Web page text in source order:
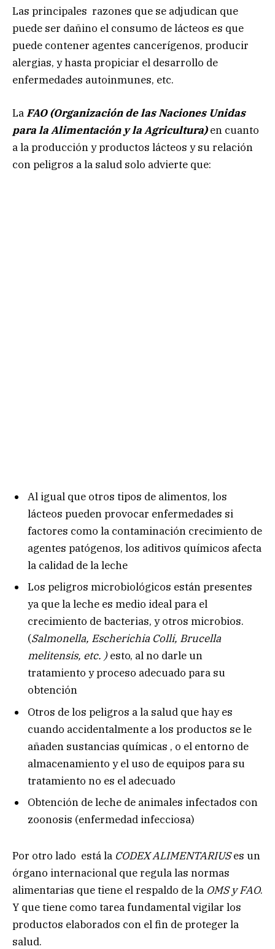
Las principales razones que se adjudican que
puede ser dañino el consumo de lácteos es que
puede contener agentes cancerígenos, producir
alergias, y hasta propiciar el desarrollo de
enfermedades autoinmunes, etc.
LaFAO (Organización de las Naciones Unidas
para la Alimentación y la Agricultura)en cuanto
a la producción y productos lácteos y su relación
con peligros a la salud solo advierte que:
Al igual que otros tipos de alimentos, los
lácteos pueden provocar enfermedades si
factores como la contaminación crecimiento de
agentes patógenos, los aditivos químicos afecta
la calidad de la leche
Los peligros microbiológicos están presentes
ya que la leche es medio ideal para el
crecimiento de bacterias, y otros microbios.
(Salmonella, Escherichia Colli, Brucella
melitensis, etc. ) esto, al no darle un
tratamiento y proceso adecuado para su
obtención
Otros de los peligros a la salud que hay es
cuando accidentalmente a los productos se le
añaden sustancias químicas , o el entorno de
almacenamiento y el uso de equipos para su
tratamiento no es el adecuado
Obtención de leche de animales infectados con
zoonosis (enfermedad infecciosa)
Por otro lado está la CODEX ALIMENTARIUSes un
órgano internacional que regula las normas
alimentarias que tiene el respaldo de la OMS y FAO.
Y que tiene como tarea fundamental vigilar los
productos elaborados con el fin de proteger la
salud.